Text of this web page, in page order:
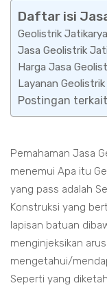
Daftar isi
Geolistrik
Jasa Geolistrik
Harga Jasa
Layanan
Postingan
Pemahaman Jasa
menemui Apa itu
yang pass adalah
Konstruksi yang
lapisan batuan
menginjeksikan
mengetahui/
Seperti yang